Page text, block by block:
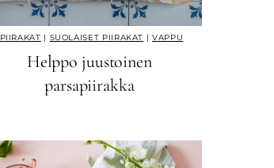
PIIRAKAT | SUOLAISET PIIRAKAT |VAPPU
Helppo juustoinen
parsapiirakka